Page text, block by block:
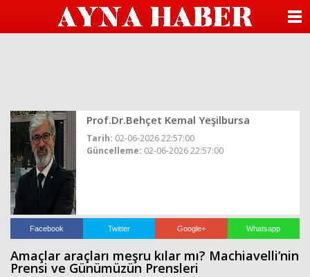
beylikdüzü
beylikdüzü
escort
beylikdüzü
escort
bayan
beylikdüzü
escort
seks
hikayesi
durumu
betturkey
beylikdüzü
Prof.Dr.Behçet Kemal Yeşilbursa
Tarih: 02-06-2026 22:57:00
Güncelleme: 02-06-2026 22:57:00
Facebook Twitter Google+ Whatsapp
Amaçlar araçları meşru kılar mı? Machiavelli’nin
Prensi ve Günümüzün Prensleri
ANASAYFA
ANKETLER
FOTO GALERİ
KÜNYE
İLETİŞİM